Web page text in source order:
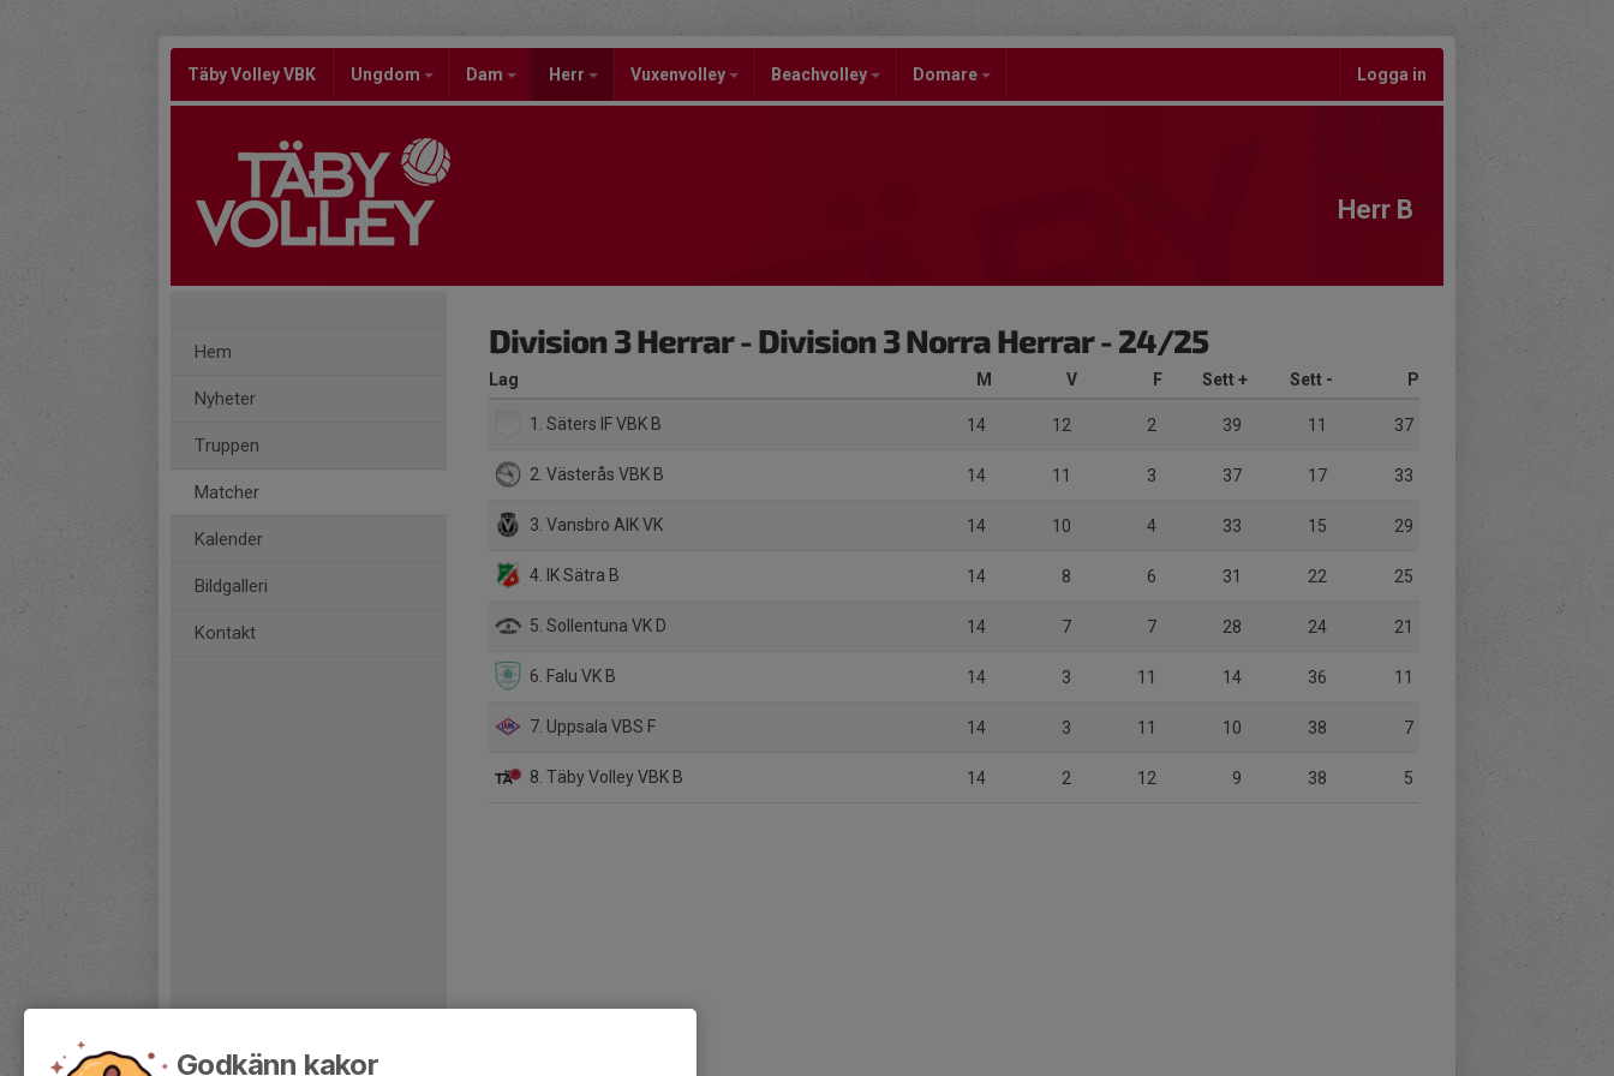
Täby Volley VBK Ungdom Dam Herr Vuxenvolley Beachvolley Domare Logga in
Herr B
Hem
Nyheter
Truppen
Matcher
Kalender
Bildgalleri
Kontakt
Division 3 Herrar - Division 3 Norra Herrar - 24/25
Lag M V F Sett + Sett - P
1. Säters IF VBK B 14 12 2 39 11 37
2. Västerås VBK B 14 11 3 37 17 33
3. Vansbro AIK VK 14 10 4 33 15 29
4. IK Sätra B 14 8 6 31 22 25
5. Sollentuna VK D 14 7 7 28 24 21
6. Falu VK B 14 3 11 14 36 11
7. Uppsala VBS F 14 3 11 10 38 7
8. Täby Volley VBK B 14 2 12 9 38 5
Godkänn kakor